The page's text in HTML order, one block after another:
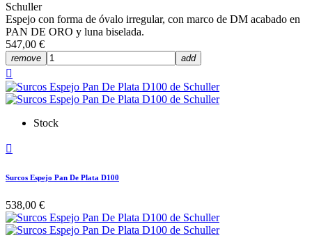
Schuller
Espejo con forma de óvalo irregular, con marco de DM acabado en
PAN DE ORO y luna biselada.
547,00 €
remove add

Stock

Surcos Espejo Pan De Plata D100
538,00 €